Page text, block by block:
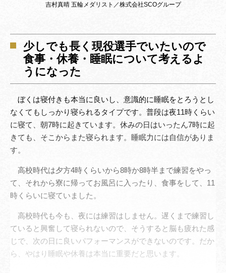
吉村真晴 五輪メダリスト／株式会社SCOグループ
少しでも長く現役選手でいたいので
食事・休養・睡眠について考えるよ
うになった
ぼくは寝付きも本当に良いし、意識的に睡眠をとろうとし
なくてもしっかり寝られるタイプです。普段は夜11時くらい
に寝て、朝7時に起きています。休みの日はいったん7時に起
きても、そこからまた寝られます。睡眠力には自信がありま
す。
高校時代は夕方4時くらいから8時か8時半まで練習をやっ
て、それから寮に帰ってお風呂に入ったり、食事をして、11
時くらいに寝ていました。
高校時代も今も、夜には練習はしません。遅くまで練習し
ていると興奮して寝られないので、そうすると脳も疲れた感
じで、次の日に良いパフォーマンスができないのです。だか
ら、やはり睡眠や休養は本当に重要だと思います。